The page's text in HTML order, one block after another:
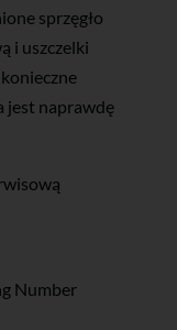
sprzęgło
i uszczelki
jest naprawdę
Number